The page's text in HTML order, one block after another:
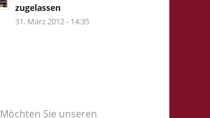
zugelassen
31. März 2012 - 14:35
Möchten Sie unseren